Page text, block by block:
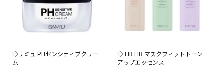
◇サミュ PHセンシティブクリー
ム
◇TIRTIR マスクフィットトーン
アップエッセンス